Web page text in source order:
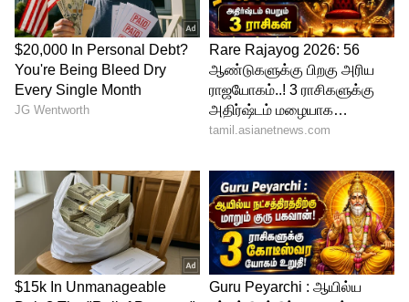
மற்றும் குமரிக்கடல் பகுதிகளில்
சூறாவளிக்காற்று மணிக்கு 35 முதல் 45
கிலோ மீட்டர் வேகத்திலும் இடையிடையே
55 கிலோ மீட்டர் வேகத்திலும் வீசக்கூடும்.
இன்று முதல் 22ம் தேதி வரை தென்மேற்கு
வங்கக்கடல் மற்றும் அதனை ஒட்டிய
தென்கிழக்கு வங்கக்கடல் பகுதிகள்,